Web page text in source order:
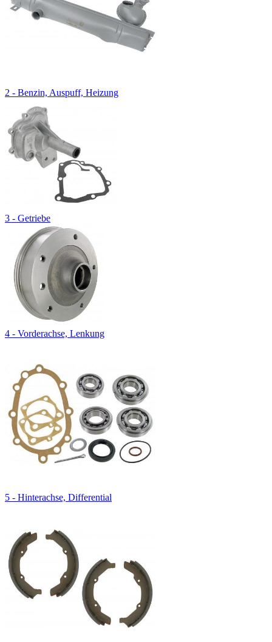
2 - Benzin, Auspuff, Heizung
3 - Getriebe
4 - Vorderachse, Lenkung
5 - Hinterachse, Differential